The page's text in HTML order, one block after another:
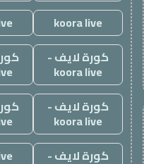
koora live
كورة لايف -
koora live
كورة لايف -
koora live
كورة لايف -